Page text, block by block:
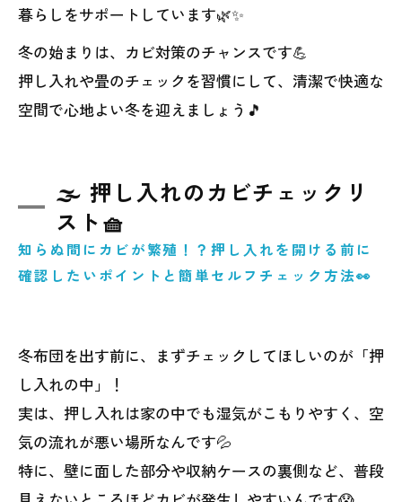
暮らしをサポートしています🌿✨
冬の始まりは、カビ対策のチャンスです💪
押し入れや畳のチェックを習慣にして、清潔で快適な
空間で心地よい冬を迎えましょう🎵
🌫️ 押し入れのカビチェックリ
スト🧺
知らぬ間にカビが繁殖！？押し入れを開ける前に
確認したいポイントと簡単セルフチェック方法👀
冬布団を出す前に、まずチェックしてほしいのが「押
し入れの中」！
実は、押し入れは家の中でも湿気がこもりやすく、空
気の流れが悪い場所なんです💦
特に、壁に面した部分や収納ケースの裏側など、普段